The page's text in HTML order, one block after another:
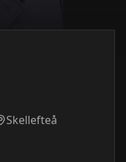
Skellefteå